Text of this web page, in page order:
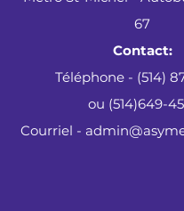
67
Contact:
Téléphone - (514)
ou (514)649-
Courriel -